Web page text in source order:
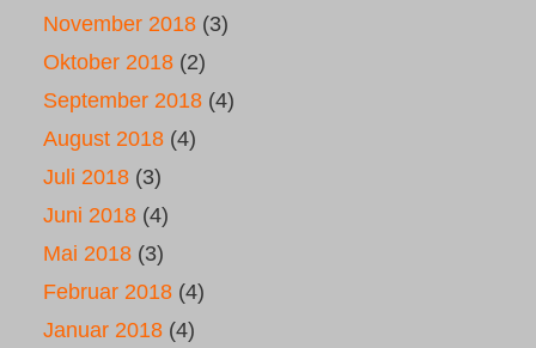
November 2018 (3)
Oktober 2018 (2)
September 2018 (4)
August 2018 (4)
Juli 2018 (3)
Juni 2018 (4)
Mai 2018 (3)
Februar 2018 (4)
Januar 2018 (4)